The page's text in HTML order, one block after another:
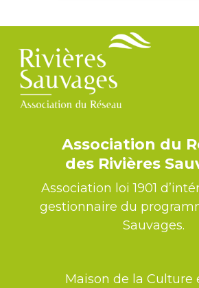
Association du
des Rivières
Association loi 1901
gestionnaire du
Sauvages.
Maison de la Culture